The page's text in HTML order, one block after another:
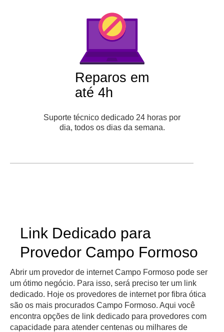
Reparos em
até 4h
Suporte técnico dedicado 24 horas por
dia, todos os dias da semana.
Link Dedicado para
Provedor Campo Formoso
Abrir um provedor de internet Campo Formoso pode ser
um ótimo negócio. Para isso, será preciso ter um link
dedicado. Hoje os provedores de internet por fibra ótica
são os mais procurados Campo Formoso. Aqui você
encontra opções de link dedicado para provedores com
capacidade para atender centenas ou milhares de